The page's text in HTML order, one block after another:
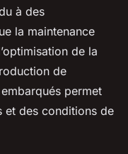
à des
la maintenance
de la
de
permet
et des conditions de